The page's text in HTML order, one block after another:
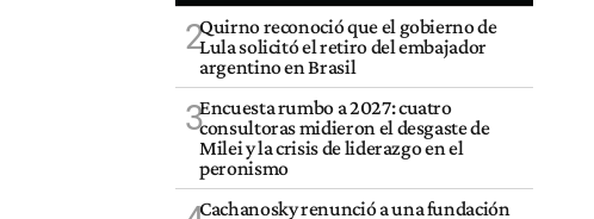
2Quirno reconoció que el gobierno de
Lula solicitó el retiro del embajador
argentino en Brasil
3Encuesta rumbo a 2027: cuatro
consultoras midieron el desgaste de
Milei y la crisis de liderazgo en el
peronismo
Cachanosky renunció a una fundación